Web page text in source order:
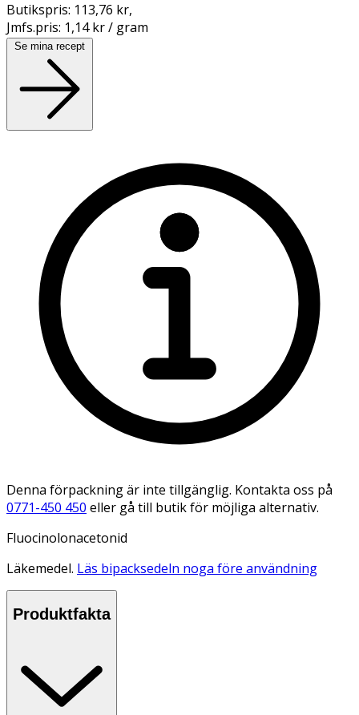
Butikspris: 113,76 kr,
Jmfs.pris: 1,14 kr / gram
Se mina recept
Denna förpackning är inte tillgänglig. Kontakta oss på
0771-450 450 eller gå till butik för möjliga alternativ.
Fluocinolonacetonid
Läkemedel. Läs bipacksedeln noga före användning
Produktfakta